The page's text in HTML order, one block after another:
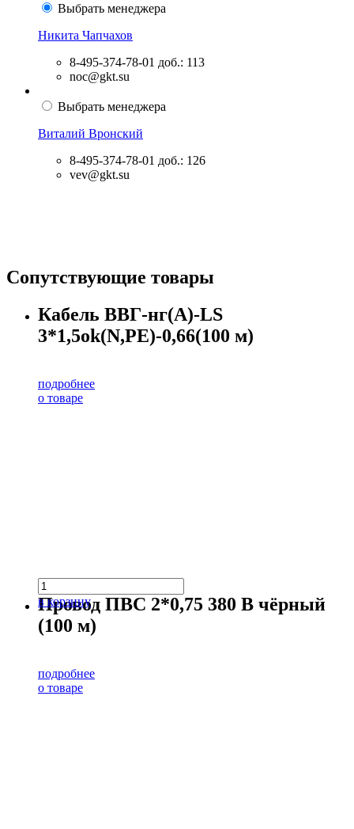
Выбрать менеджера
Никита Чапчахов
8-495-374-78-01 доб.: 113
noc@gkt.su
Выбрать менеджера
Виталий Вронский
8-495-374-78-01 доб.: 126
vev@gkt.su
Сопутствующие товары
Кабель ВВГ-нг(А)-LS
3*1,5ok(N,PE)-0,66(100 м)
подробнее
о товаре
в корзину
Провод ПВС 2*0,75 380 В чёрный
(100 м)
подробнее
о товаре